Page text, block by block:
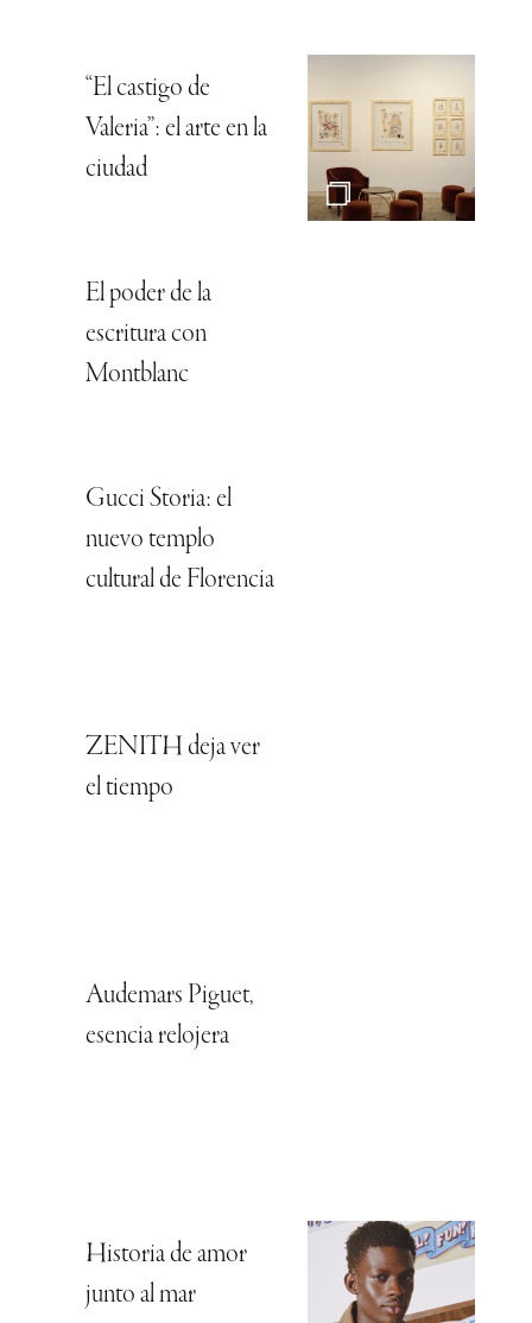
“El castigo de
Valeria”: el arte en la
ciudad
El poder de la
escritura con
Montblanc
Gucci Storia: el
nuevo templo
cultural de Florencia
ZENITH deja ver
el tiempo
Audemars Piguet,
esencia relojera
Historia de amor
junto al mar